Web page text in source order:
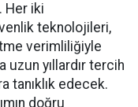
Her iki
teknolojileri,
verimliliğiyle
uzun yıllardır tercih
tanıklık edecek.
doğru